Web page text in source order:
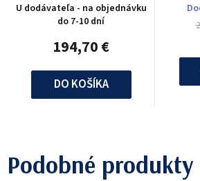
Metal Rust
U dodávateľa - na objednávku
do 7-10 dní
194,70 €
DO KOŠÍKA
Podobné produkty